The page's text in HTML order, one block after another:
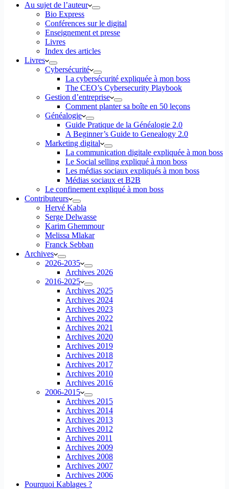
Au sujet de l’auteur
Bio Express
Conférences sur le digital
Enseignement et presse
Livres
Index des articles
Livres
Cybersécurité
La cybersécurité expliquée à mon boss
The CEO’s Cybersecurity Playbook
Gestion d’entreprise
Comment planter sa boîte en 50 leçons
Généalogie
Guide Pratique de la Généalogie 2.0
A Beginner’s Guide to Genealogy 2.0
Marketing digital
La communication digitale expliquée à mon boss
Le Social selling expliqué à mon boss
Les médias sociaux expliqués à mon boss
Médias sociaux et B2B
Le confinement expliqué à mon boss
Contributeurs
Hervé Kabla
Serge Delwasse
Karim Ghemmour
Melissa Mlakar
Franck Sebban
Archives
2026-2035
Archives 2026
2016-2025
Archives 2025
Archives 2024
Archives 2023
Archives 2022
Archives 2021
Archives 2020
Archives 2019
Archives 2018
Archives 2017
Archives 2010
Archives 2016
2006-2015
Archives 2015
Archives 2014
Archives 2013
Archives 2012
Archives 2011
Archives 2009
Archives 2008
Archives 2007
Archives 2006
Pourquoi Kablages ?